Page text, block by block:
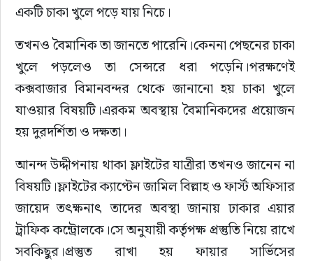
একটি চাকা খুলে পড়ে যায় নিচে।
তখনও বৈমানিক তা জানতে পারেনি।কেননা পেছনের চাকা
খুলে পড়লেও তা সেন্সরে ধরা পড়েনি।পরক্ষণেই
কক্সবাজার বিমানবন্দর থেকে জানানো হয় চাকা খুলে
যাওয়ার বিষয়টি।এরকম অবস্থায় বৈমানিকদের প্রয়োজন
হয় দুরদর্শিতা ও দক্ষতা।
আনন্দ উদ্দীপনায় থাকা ফ্লাইটের যাত্রীরা তখনও জানেন না
বিষয়টি।ফ্লাইটের ক্যাপ্টেন জামিল বিল্লাহ ও ফার্স্ট অফিসার
জায়েদ তৎক্ষনাৎ তাদের অবস্থা জানায় ঢাকার এয়ার
ট্রাফিক কন্ট্রোলকে।সে অনুযায়ী কর্তৃপক্ষ প্রস্তুতি নিয়ে রাখে
সবকিছুর।প্রস্তুত রাখা হয় ফায়ার সার্ভিসের